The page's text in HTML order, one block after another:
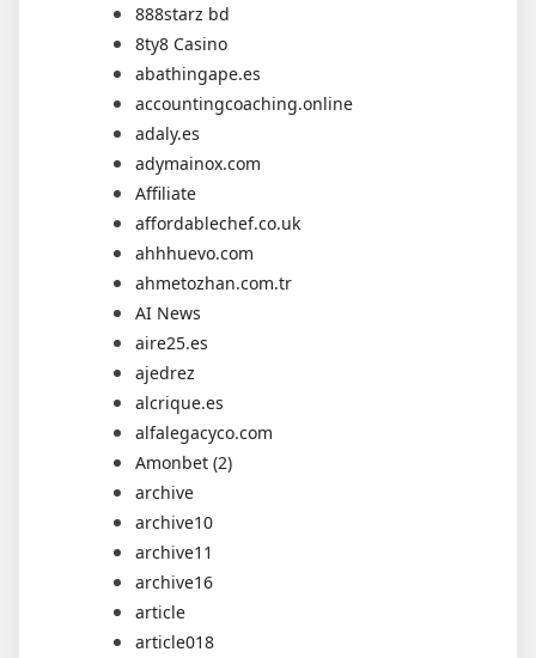
888starz bd
8ty8 Casino
abathingape.es
accountingcoaching.online
adaly.es
adymainox.com
Affiliate
affordablechef.co.uk
ahhhuevo.com
ahmetozhan.com.tr
AI News
aire25.es
ajedrez
alcrique.es
alfalegacyco.com
Amonbet (2)
archive
archive10
archive11
archive16
article
article018